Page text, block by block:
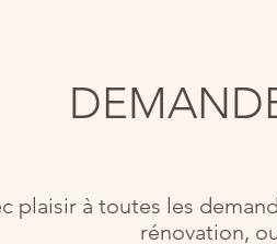
plaisir à toutes les
rénovation,